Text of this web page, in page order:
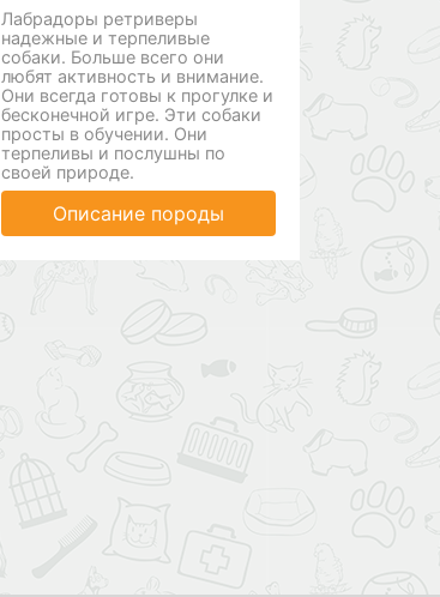
Лабрадоры ретриверы
надежные и терпеливые
собаки. Больше всего они
любят активность и внимание.
Они всегда готовы к прогулке и
бесконечной игре. Эти собаки
просты в обучении. Они
терпеливы и послушны по
своей природе.
Описание породы